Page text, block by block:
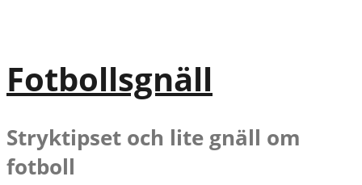
Fotbollsgnäll
Stryktipset och lite gnäll om
fotboll